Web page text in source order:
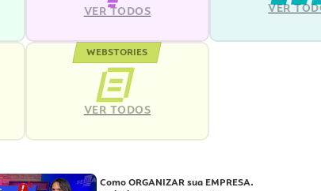
VER TODOS VER
WEBSTORIES
VER TODOS
Como ORGANIZAR sua EMPRESA.